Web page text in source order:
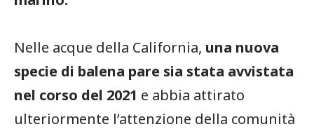
Nelle acque della California, una nuova
specie di balena pare sia stata avvistata
nel corso del 2021 e abbia attirato
ulteriormente l’attenzione della comunità